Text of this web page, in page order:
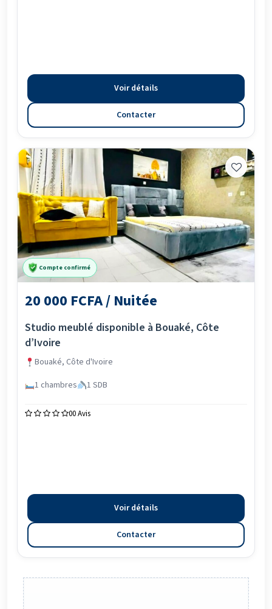
Voir détails
Contacter
Compte confirmé
20 000 FCFA / Nuitée
Studio meublé disponible à Bouaké, Côte
d’Ivoire
Bouaké, Côte d'Ivoire
1 chambres
1 SDB
00 Avis
Voir détails
Contacter